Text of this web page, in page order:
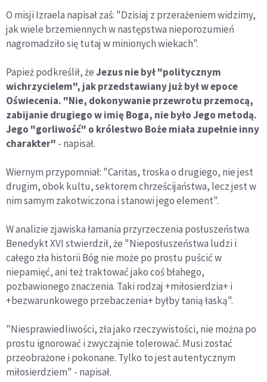
O misji Izraela napisał zaś: "Dzisiaj z przerażeniem widzimy,
jak wiele brzemiennych w następstwa nieporozumień
nagromadziło się tutaj w minionych wiekach".
Papież podkreślił, żeJezus nie był "politycznym
wichrzycielem", jak przedstawiany już był w epoce
Oświecenia. "Nie, dokonywanie przewrotu przemocą,
zabijanie drugiego w imię Boga, nie było Jego metodą.
Jego "gorliwość" o królestwo Boże miała zupełnie inny
charakter" - napisał.
Wiernym przypomniał: "Caritas, troska o drugiego, nie jest
drugim, obok kultu, sektorem chrześcijaństwa, lecz jest w
nim samym zakotwiczona i stanowi jego element".
W analizie zjawiska łamania przyrzeczenia posłuszeństwa
Benedykt XVI stwierdził, że "Nieposłuszeństwa ludzi i
całego zła historii Bóg nie może po prostu puścić w
niepamięć, ani też traktować jako coś błahego,
pozbawionego znaczenia. Taki rodzaj +miłosierdzia+ i
+bezwarunkowego przebaczenia+ byłby tanią łaską".
"Niesprawiedliwości, zła jako rzeczywistości, nie można po
prostu ignorować i zwyczajnie tolerować. Musi zostać
przeobrażone i pokonane. Tylko to jest autentycznym
miłosierdziem" - napisał.